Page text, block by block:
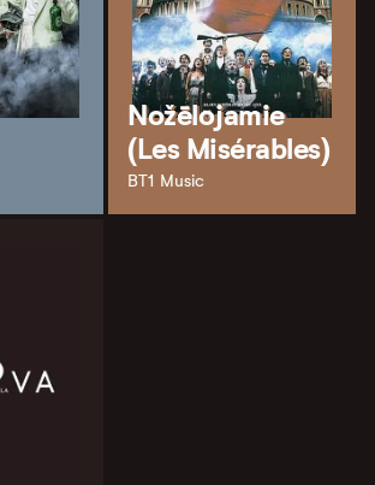
Nožēlojamie
(Les Misérables)
BT1 Music